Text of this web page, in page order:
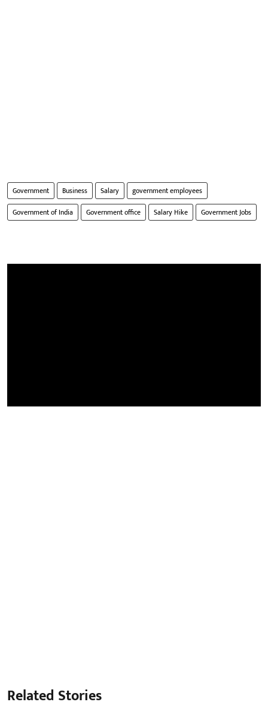
Government Business Salary
government employees
Government of India
Government office Salary Hike Government Jobs
Related Stories